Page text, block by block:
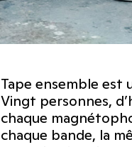
Tape ensemble est
Vingt personnes,
chaque
chaque bande, la